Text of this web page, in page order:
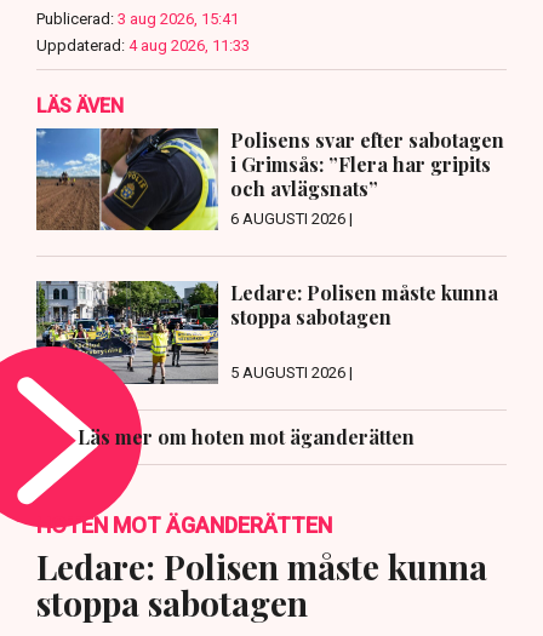
Publicerad: 3 aug 2026, 15:41
Uppdaterad: 4 aug 2026, 11:33
LÄS ÄVEN
Polisens svar efter sabotagen
i Grimsås: ”Flera har gripits
och avlägsnats”
6 AUGUSTI 2026 |
Ledare: Polisen måste kunna
stoppa sabotagen
5 AUGUSTI 2026 |
Läs mer om hoten mot äganderätten
HOTEN MOT ÄGANDERÄTTEN
Ledare: Polisen måste kunna
stoppa sabotagen